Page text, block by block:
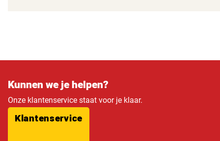
Kunnen we je helpen?
Onze klantenservice staat voor je klaar.
Klantenservice